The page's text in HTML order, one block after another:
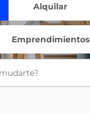
Alquilar
Emprendimientos